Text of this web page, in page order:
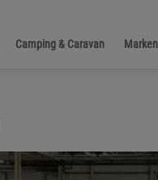
Camping & Caravan